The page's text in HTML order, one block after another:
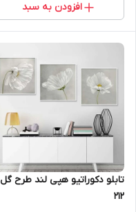
افزودن به سبد
تابلو دکوراتیو هپی لند طرح گل
212